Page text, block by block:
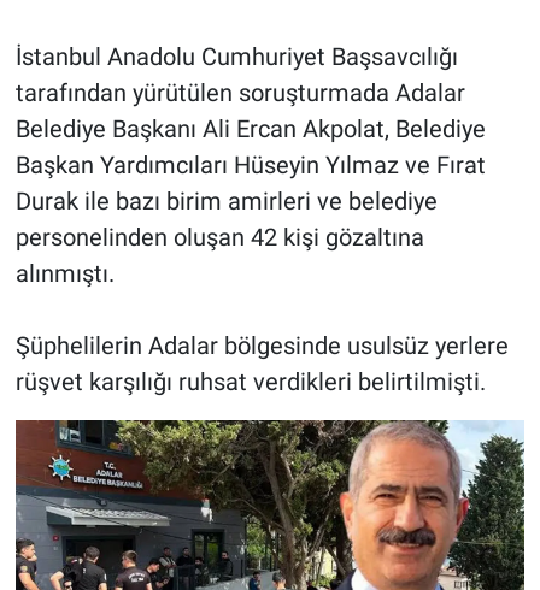
İstanbul Anadolu Cumhuriyet Başsavcılığı
tarafından yürütülen soruşturmada Adalar
Belediye Başkanı Ali Ercan Akpolat, Belediye
Başkan Yardımcıları Hüseyin Yılmaz ve Fırat
Durak ile bazı birim amirleri ve belediye
personelinden oluşan 42 kişi gözaltına
alınmıştı.
Şüphelilerin Adalar bölgesinde usulsüz yerlere
rüşvet karşılığı ruhsat verdikleri belirtilmişti.